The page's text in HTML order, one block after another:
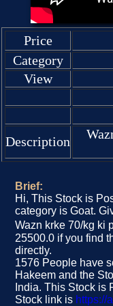
Price
Category
View
Description
Brief:
Hi, This Stock is
category is Goat.
Wazn krke 70/kg ki
25500.0 if you find
directly.
1576 People have
Hakeem and the
India. This Stock is
Stock link is https://